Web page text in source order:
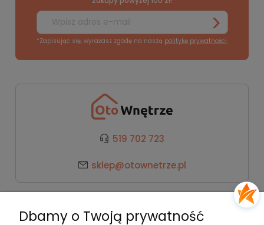
*Zapisując się, wyrażasz zgodę na naszą politykę prywatności.
519 702 723
sklep@otownetrze.pl
Dbamy o Twoją prywatność